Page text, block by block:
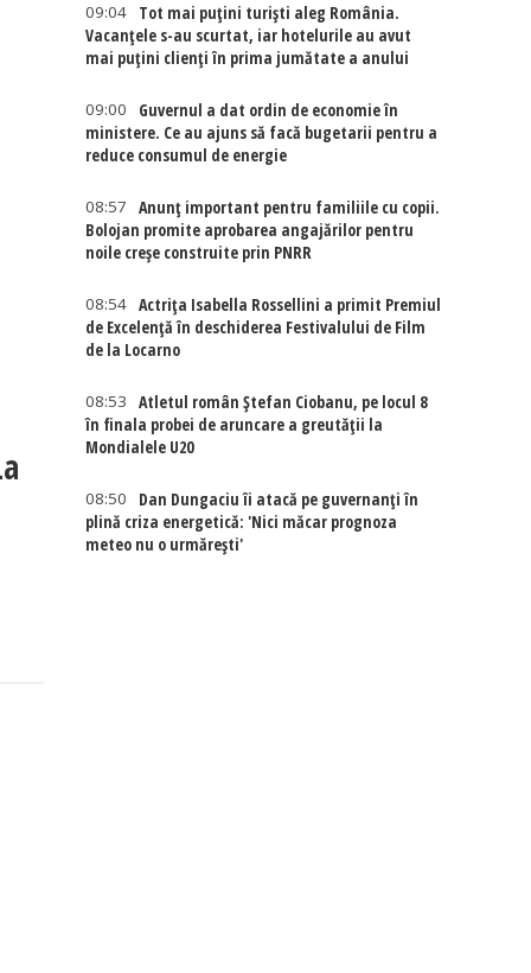
09:04
Tot mai puțini turiști aleg România.
Vacanțele s-au scurtat, iar hotelurile au avut
mai puțini clienți în prima jumătate a anului
09:00
Guvernul a dat ordin de economie în
ministere. Ce au ajuns să facă bugetarii pentru a
reduce consumul de energie
08:57
Anunț important pentru familiile cu copii.
Bolojan promite aprobarea angajărilor pentru
noile creșe construite prin PNRR
08:54 Actriţa Isabella Rossellini a primit Premiul
de Excelenţă în deschiderea Festivalului de Film
de la Locarno
08:53
Atletul român Ștefan Ciobanu, pe locul 8
în finala probei de aruncare a greutății la
Mondialele U20
08:50
Dan Dungaciu îi atacă pe guvernanți în
plină criza energetică: 'Nici măcar prognoza
meteo nu o urmărești'